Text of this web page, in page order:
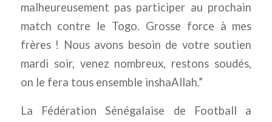
malheureusement pas participer au prochain
match contre le Togo. Grosse force à mes
frères ! Nous avons besoin de votre soutien
mardi soir, venez nombreux, restons soudés,
on le fera tous ensemble inshaAllah.”
La Fédération Sénégalaise de Football a